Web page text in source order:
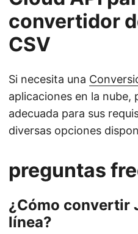
convertidor
CSV
Si necesita una
aplicaciones en la nube,
adecuada para sus
diversas opciones
preguntas
¿Cómo convertir
línea?